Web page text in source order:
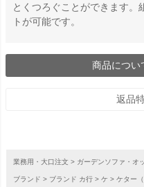
とくつろぐことができます。
トが可能です。
商品につい
返品
業務用・大口注文 ガーデンソファ・オ
ブランド ブランド カ行 ケ ケター（